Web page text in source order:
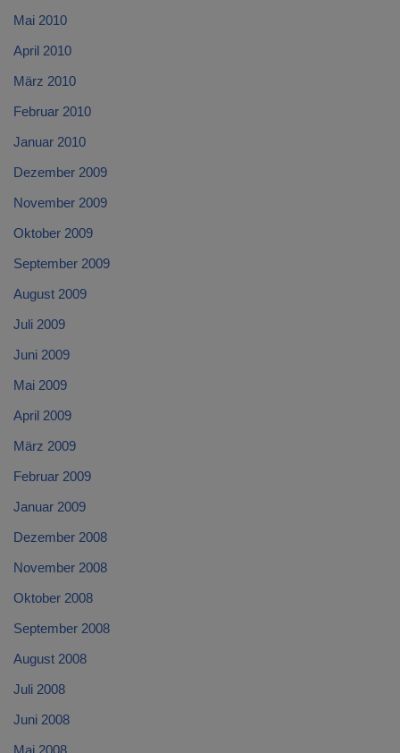
Mai 2010
April 2010
März 2010
Februar 2010
Januar 2010
Dezember 2009
November 2009
Oktober 2009
September 2009
August 2009
Juli 2009
Juni 2009
Mai 2009
April 2009
März 2009
Februar 2009
Januar 2009
Dezember 2008
November 2008
Oktober 2008
September 2008
August 2008
Juli 2008
Juni 2008